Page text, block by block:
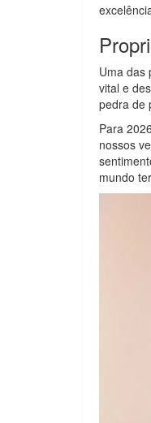
Uma das
vital e
pedra de
Para
nossos
mundo